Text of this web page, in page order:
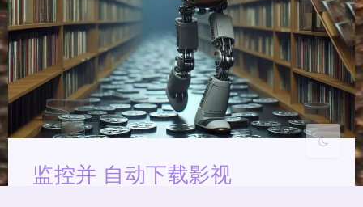
浅阴影 深阴影
关闭 日落 暗化 灰度
监控并 自动下载影视